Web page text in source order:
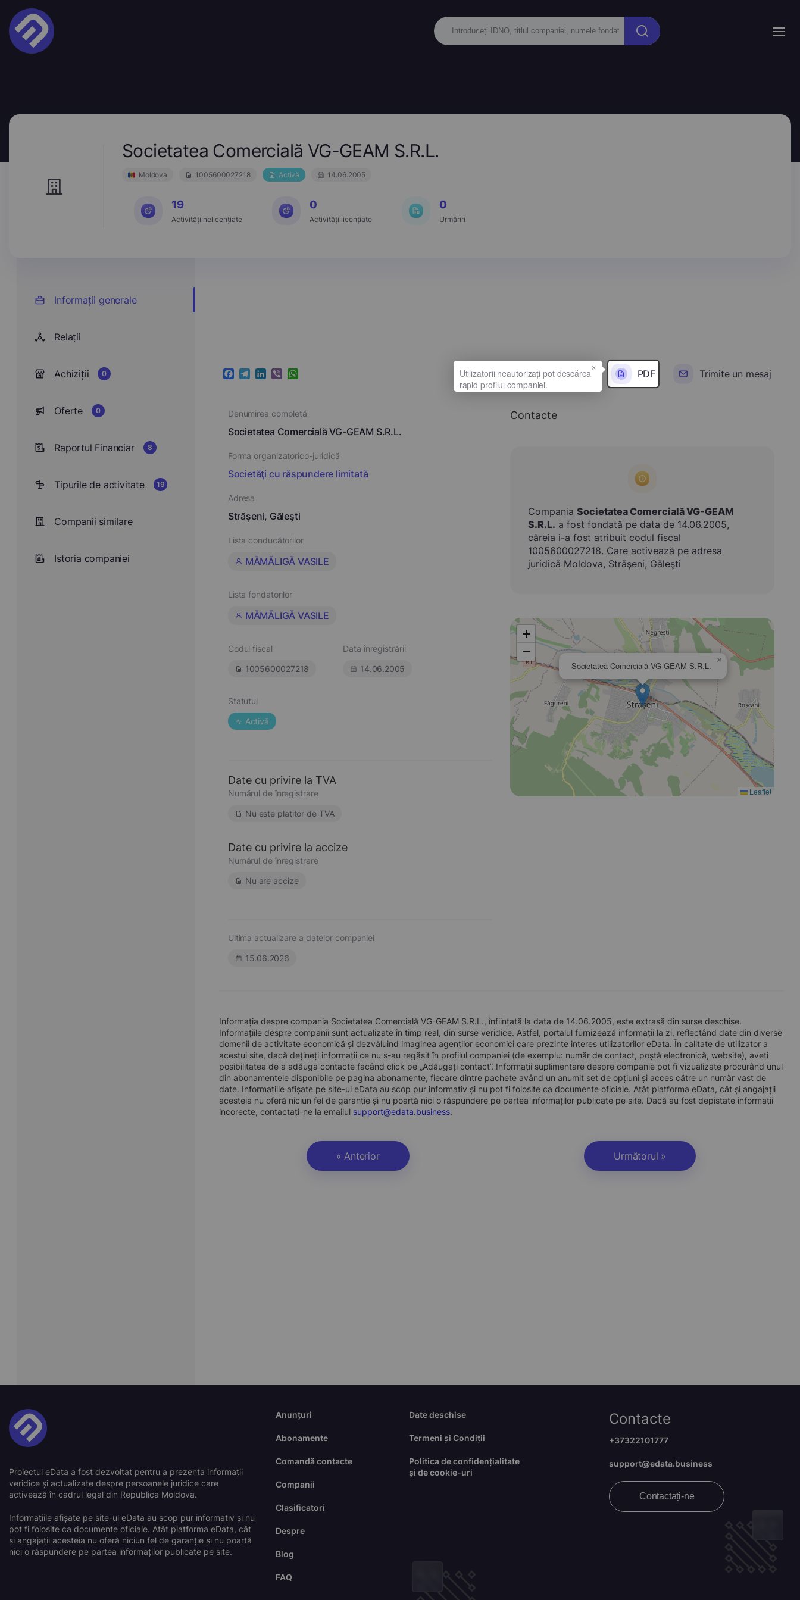
Societatea Comercială VG-GEAM S.R.L.
Moldova 1005600027218 Activă 14.06.2005
19
Activități nelicențiate
0
Activități licențiate
0
Urmăriri
Informații generale
Relații
Achiziții 0
Oferte 0
Raportul Financiar 8
Tipurile de activitate 19
Companii similare
Istoria companiei
Facebook
Telegram
LinkedIn
ViberWhatsApp PDF Trimite un mesaj
Denumirea completă
Societatea Comercială VG-GEAM S.R.L.
Forma organizatorico-juridică
Societăţi cu răspundere limitată
Adresa
Străşeni, Găleşti
Lista conducătorilor
MĂMĂLIGĂ VASILE
Lista fondatorilor
MĂMĂLIGĂ VASILE
Codul fiscal
1005600027218
Data înregistrării
14.06.2005
Statutul
Activă
Date cu privire la TVA
Numărul de înregistrare
Nu este platitor de TVA
Date cu privire la accize
Numărul de înregistrare
Nu are accize
Ultima actualizare a datelor companiei
15.06.2026
Contacte
Compania Societatea Comercială VG-GEAM
S.R.L. a fost fondată pe data de 14.06.2005,
căreia i-a fost atribuit codul fiscal
1005600027218. Care activează pe adresa
juridică Moldova, Străşeni, Găleşti
Societatea Comercială VG-GEAM S.R.L.
×
+
−
Leaflet
Informația despre compania Societatea Comercială VG-GEAM S.R.L., înființată la data de 14.06.2005, este extrasă din surse deschise.
Informațiile despre companii sunt actualizate în timp real, din surse veridice. Astfel, portalul furnizează informații la zi, reflectând date din diverse
domenii de activitate economică și dezvăluind imaginea agenților economici care prezinte interes utilizatorilor eData. În calitate de utilizator a
acestui site, dacă dețineți informații ce nu s-au regăsit în profilul companiei (de exemplu: număr de contact, poștă electronică, website), aveți
posibilitatea de a adăuga contacte facând click pe „Adăugați contact”. Informații suplimentare despre companie pot fi vizualizate procurând unul
din abonamentele disponibile pe pagina abonamente, fiecare dintre pachete având un anumit set de opțiuni și acces către un număr vast de
date. Informațiile afișate pe site-ul eData au scop pur informativ și nu pot fi folosite ca documente oficiale. Atât platforma eData, cât și angajații
acesteia nu oferă niciun fel de garanție și nu poartă nici o răspundere pe partea informaților publicate pe site. Dacă au fost depistate informații
incorecte, contactați-ne la emailul support@edata.business.
« Anterior Următorul »
Proiectul eData a fost dezvoltat pentru a prezenta informații
veridice și actualizate despre persoanele juridice care
activează în cadrul legal din Republica Moldova.
Informațiile afișate pe site-ul eData au scop pur informativ și nu
pot fi folosite ca documente oficiale. Atât platforma eData, cât
și angajații acesteia nu oferă niciun fel de garanție și nu poartă
nici o răspundere pe partea informaților publicate pe site.
Anunțuri
Abonamente
Comandă contacte
Companii
Clasificatori
Despre
Blog
FAQ
Date deschise
Termeni și Condiții
Politica de confidențialitate
și de cookie-uri
Contacte
+37322101777
support@edata.business
Contactați-ne
×